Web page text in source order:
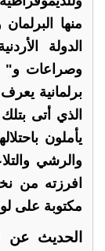
منها
الدولة
وصراعات
برلمانية
الذي أتى
يأملون
والرشي
افرزته من
مكتوبة على
الحديث عن